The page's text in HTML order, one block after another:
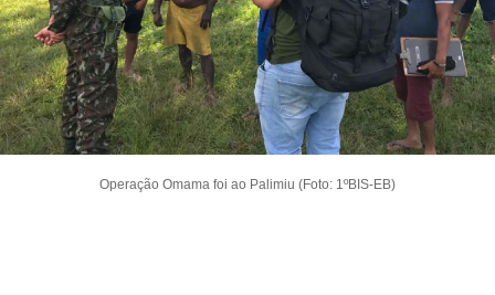
Operação Omama foi ao Palimiu (Foto: 1ºBIS-EB)